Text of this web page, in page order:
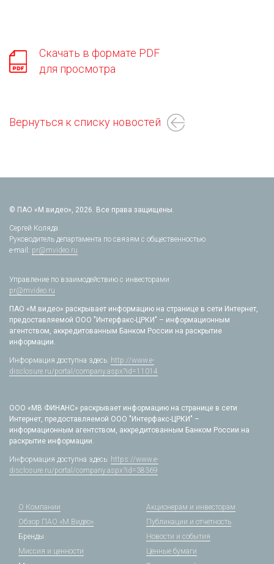
Скачать в формате PDF
для просмотра
Вернуться к списку новостей
© ПАО «М.видео», 2026. Все права защищены.
Сергей Коляда
Руководитель департамента по связям с общественностью
e-mail: pr@mvideo.ru
Управление по взаимодействию с инвесторами
pr@mvideo.ru
ПАО «М.видео» раскрывает информацию на странице в сети Интернет,
предоставляемой ООО "Интерфакс-ЦРКИ" – информационным
агентством, аккредитованным Банком России на раскрытие
информации.
Информация доступна здесь: http://www.e-
disclosure.ru/portal/company.aspx?id=11014
ООО «МВ ФИНАНС» раскрывает информацию на странице в сети
Интернет, предоставляемой ООО "Интерфакс-ЦРКИ" –
информационным агентством, аккредитованным Банком России на
раскрытие информации.
Информация доступна здесь: https://www.e-
disclosure.ru/portal/company.aspx?id=38369
О Компании
Обзор ПАО «М.Видео»
Бренды
Миссия и ценности
Акционерам и инвесторам
Публикации и отчетность
Новости и события
Ценные бумаги